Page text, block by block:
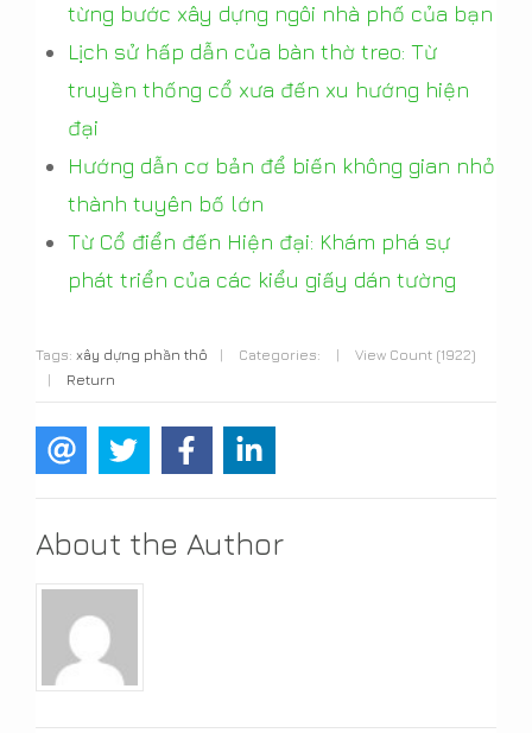
từng bước xây dựng ngôi nhà phố của bạn
Lịch sử hấp dẫn của bàn thờ treo: Từ
truyền thống cổ xưa đến xu hướng hiện
đại
Hướng dẫn cơ bản để biến không gian nhỏ
thành tuyên bố lớn
Từ Cổ điển đến Hiện đại: Khám phá sự
phát triển của các kiểu giấy dán tường
Tags: xây dựng phần thô | Categories: |
View Count (1922)
|
Return
About the Author